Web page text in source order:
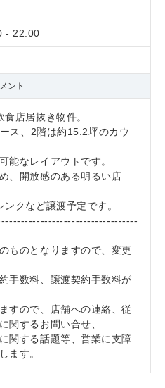
- 22:00
ント
店居抜き物件。
ス、2階は約15.2坪のカウ
能なレイアウトです。
、開放感のある明るい店
クなど譲渡予定です。
ものとなりますので、変更
手数料、譲渡契約手数料が
すので、店舗への連絡、従
関するお問い合せ、
関する話題等、営業に支障
ます。